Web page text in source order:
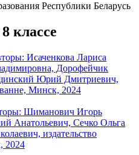
Республики Беларусь
классе